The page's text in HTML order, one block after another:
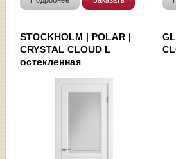
STOCKHOLM | POLAR |
CRYSTAL CLOUD L
остекленная